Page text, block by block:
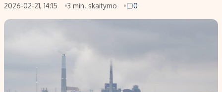
2026-02-21, 14:15
3 min. skaitymo 0